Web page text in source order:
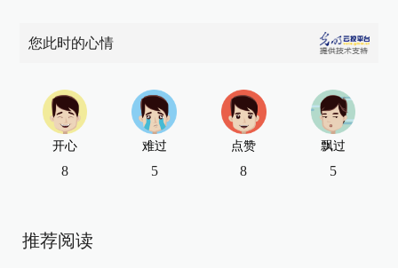
您此时的心情
开心
8
难过
5
点赞
8
飘过
5
推荐阅读